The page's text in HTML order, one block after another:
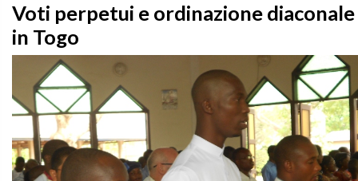
Voti perpetui e ordinazione diaconale
in Togo